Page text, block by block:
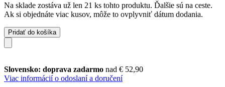
Na sklade zostáva už len 21 ks tohto produktu. Ďalšie sú na ceste.
Ak si objednáte viac kusov, môže to ovplyvniť dátum dodania.
Pridať do košíka
Slovensko: doprava zadarmo nad € 52,90
Viac informácií o odoslaní a doručení